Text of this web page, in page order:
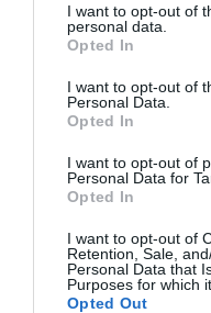
not limited to your visit
grant or deny consent to
use your data for below
consent section.
I want to opt-out of
personal data.
Opted In
I want to opt-out of
Personal Data.
Opted In
I want to opt-out of
Personal Data for
Opted In
I want to opt-out of
Retention, Sale,
Personal Data that
Purposes for which
Opted Out
Tekne agli americani:
di uno